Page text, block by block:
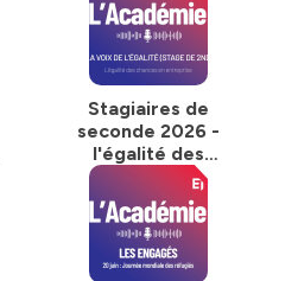
Stagiaires de
seconde 2026 -
l'égalité des
chances en
entreprise - la voix
de l'égalité